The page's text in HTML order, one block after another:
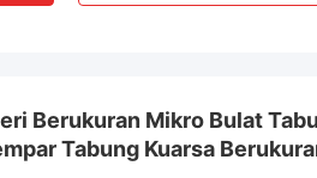
Berukuran Mikro Bulat
Tabung Kuarsa